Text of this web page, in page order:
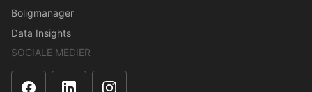
Boligmanager
Data Insights
SOCIALE MEDIER